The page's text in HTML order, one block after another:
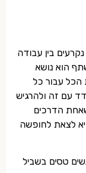
בין עבודה
הוא נושא
הכל עבור כל
עם זה ולהרגיש
הדרכים
לצאת לחופשה
טסים בשביל